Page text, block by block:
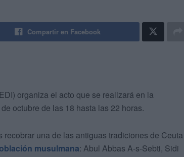
Compartir en Facebook
organiza el acto que se realizará en la
octubre de las 18 hasta las 22 horas.
una de las antiguas tradiciones de Ceuta
musulmana: Abul Abbas A-s-Sebti, Sidi